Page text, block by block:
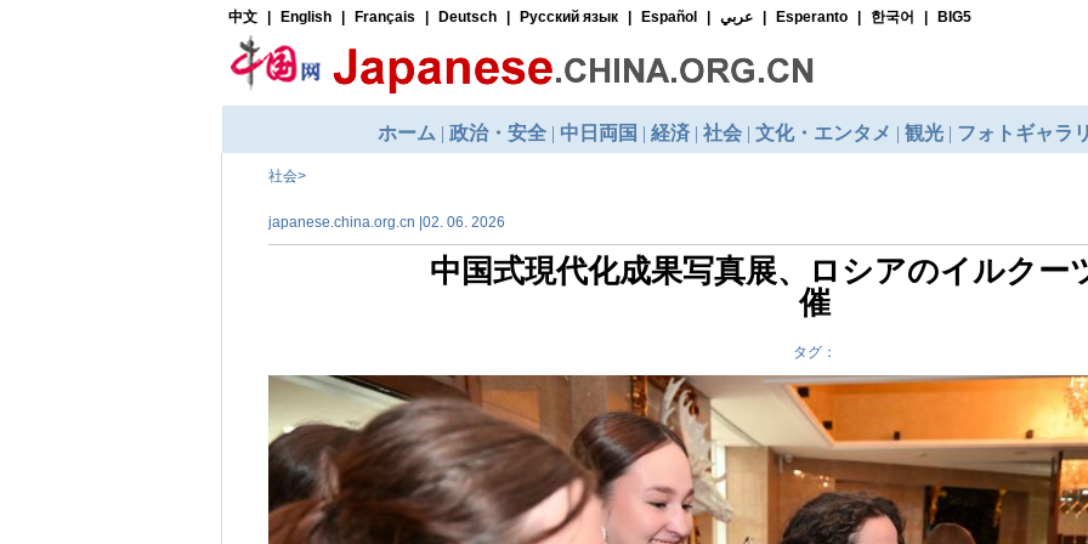
社会>
japanese.china.org.cn |02. 06. 2026
中国式現代化成果写真展、ロシアのイルクー
催
タグ：